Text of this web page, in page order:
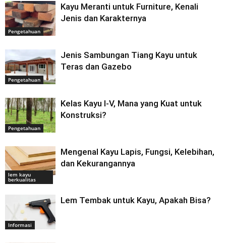
Pengetahuan
Kayu Meranti untuk Furniture, Kenali
Jenis dan Karakternya
Pengetahuan
Jenis Sambungan Tiang Kayu untuk
Teras dan Gazebo
Pengetahuan
Kelas Kayu I-V, Mana yang Kuat untuk
Konstruksi?
lem kayu
berkualitas
Mengenal Kayu Lapis, Fungsi, Kelebihan,
dan Kekurangannya
Informasi
Lem Tembak untuk Kayu, Apakah Bisa?